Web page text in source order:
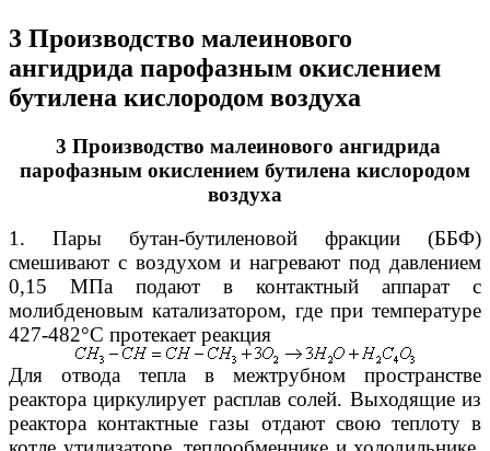
3 Производство малеинового
ангидрида парофазным окислением
бутилена кислородом воздуха
3 Производство малеинового ангидрида
парофазным окислением бутилена кислородом
воздуха
1. Пары бутан-бутиленовой фракции (ББФ)
смешивают с воздухом и нагревают под давлением
0,15 МПа подают в контактный аппарат с
молибденовым катализатором, где при температуре
427-482°С протекает реакция
Для отвода тепла в межтрубном пространстве
реактора циркулирует расплав солей. Выходящие из
реактора контактные газы отдают свою теплоту в